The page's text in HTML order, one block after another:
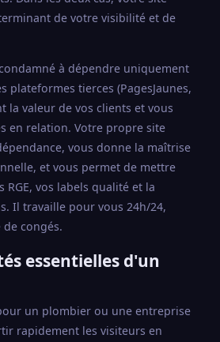
de votre visibilité et de
à dépendre uniquement
plateformes tierces (PagesJaunes,
la valeur de vos clients et vous
en relation. Votre propre site
vous donne la maîtrise
et vous permet de mettre
vos labels qualité et la
Il travaille pour vous 24h/24,
congés.
essentielles d'un
un plombier ou une entreprise
rapidement les visiteurs en